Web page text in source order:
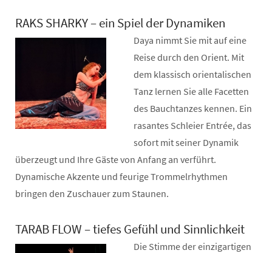
RAKS SHARKY – ein Spiel der Dynamiken
Daya nimmt Sie mit auf eine
Reise durch den Orient. Mit
dem klassisch orientalischen
Tanz lernen Sie alle Facetten
des Bauchtanzes kennen. Ein
rasantes Schleier Entrée, das
sofort mit seiner Dynamik
überzeugt und Ihre Gäste von Anfang an verführt.
Dynamische Akzente und feurige Trommelrhythmen
bringen den Zuschauer zum Staunen.
TARAB FLOW – tiefes Gefühl und Sinnlichkeit
Die Stimme der einzigartigen